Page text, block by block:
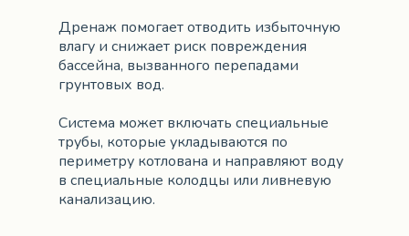
Дренаж помогает отводить избыточную
влагу и снижает риск повреждения
бассейна, вызванного перепадами
грунтовых вод.
Система может включать специальные
трубы, которые укладываются по
периметру котлована и направляют воду
в специальные колодцы или ливневую
канализацию.